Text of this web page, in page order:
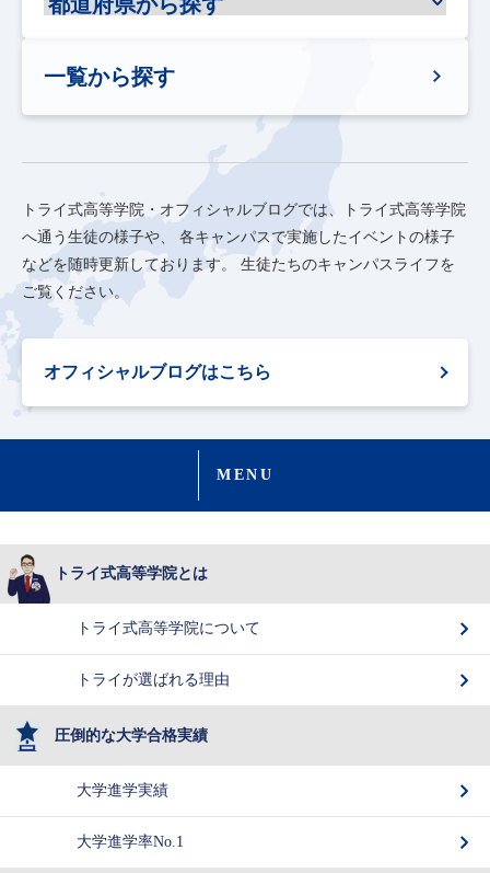
一覧から探す
トライ式高等学院・オフィシャルブログでは、トライ式高等学院
へ通う生徒の様子や、
各キャンパスで実施したイベントの様子
などを随時更新しております。
生徒たちのキャンパスライフを
ご覧ください。
オフィシャルブログはこちら
MENU
トライ式高等学院とは
トライ式高等学院について
トライが選ばれる理由
圧倒的な大学合格実績
大学進学実績
大学進学率No.1